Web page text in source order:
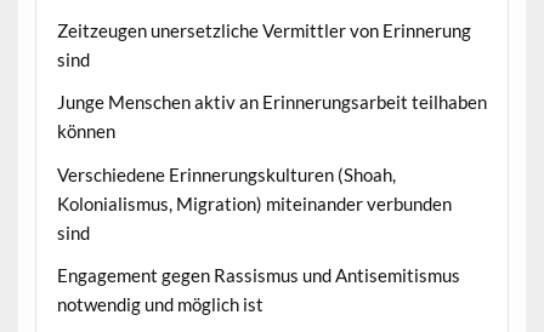
Zeitzeugen unersetzliche Vermittler von Erinnerung
sind
Junge Menschen aktiv an Erinnerungsarbeit teilhaben
können
Verschiedene Erinnerungskulturen (Shoah,
Kolonialismus, Migration) miteinander verbunden
sind
Engagement gegen Rassismus und Antisemitismus
notwendig und möglich ist